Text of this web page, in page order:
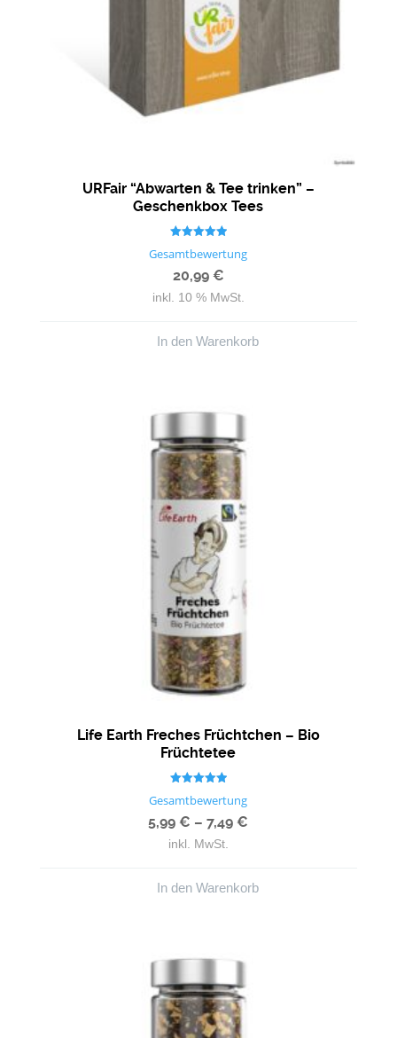
URFair “Abwarten & Tee trinken” –
Geschenkbox Tees
5.00
Gesamtbewertung
20,99 €
inkl. 10 % MwSt.
In den Warenkorb
Life Earth Freches Früchtchen – Bio
Früchtetee
5.00
von 5
Gesamtbewertung
5,99€ –7,49€
inkl. MwSt.
In den Warenkorb